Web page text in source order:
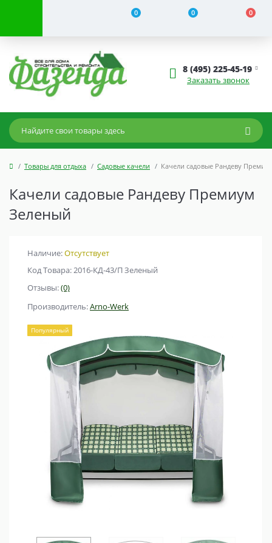
0 0 0
8 (495) 225-45-19
Заказать звонок
Товары для отдыха Садовые качели Качели садовые Рандеву
Качели садовые Рандеву Премиум
Зеленый
Наличие:Отсутствует
Код Товара: 2016-КД-43/П Зеленый
Отзывы:(0)
Производитель:Arno-Werk
Популярный